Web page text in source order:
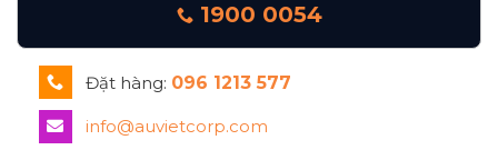
1900 0054
Đặt hàng: 096 1213 577
info@auvietcorp.com